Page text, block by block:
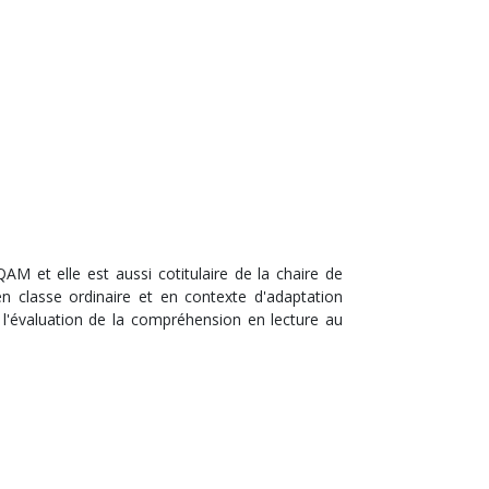
et elle est aussi cotitulaire de la chaire de
classe ordinaire et en contexte d'adaptation
de la compréhension en lecture au